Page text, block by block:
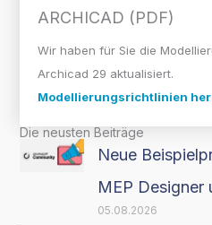
ARCHICAD (PDF)
Wir haben für Sie die
Archicad 29 aktualisiert.
Modellierungsrichtlinien
Die neusten Beiträge
Neue
MEP Designer
05.08.2026